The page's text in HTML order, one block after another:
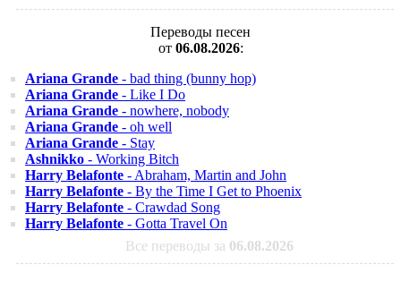
Переводы песен
от 06.08.2026:
Ariana Grande - bad thing (bunny hop)
Ariana Grande - Like I Do
Ariana Grande - nowhere, nobody
Ariana Grande - oh well
Ariana Grande - Stay
Ashnikko - Working Bitch
Harry Belafonte - Abraham, Martin and John
Harry Belafonte - By the Time I Get to Phoenix
Harry Belafonte - Crawdad Song
Harry Belafonte - Gotta Travel On
Все переводы за 06.08.2026